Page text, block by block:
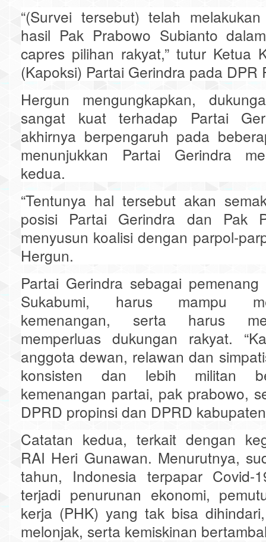
“(Survei tersebut) telah
hasil Pak Prabowo Subianto
capres pilihan rakyat,” tutur Ketua
(Kapoksi) Partai Gerindra pada DPR
Hergun mengungkapkan,
sangat kuat terhadap Partai
akhirnya berpengaruh pada
menunjukkan Partai Gerindra
kedua.
“Tentunya hal tersebut akan
posisi Partai Gerindra dan Pak
menyusun koalisi dengan parpol-
Hergun.
Partai Gerindra sebagai
Sukabumi, harus mampu
kemenangan, serta harus
memperluas dukungan rakyat.
anggota dewan, relawan dan
konsisten dan lebih militan
kemenangan partai, pak prabowo,
DPRD propinsi dan DPRD
Catatan kedua, terkait dengan
RAI Heri Gunawan. Menurutnya,
tahun, Indonesia terpapar Covid-
terjadi penurunan ekonomi,
kerja (PHK) yang tak bisa
melonjak, serta kemiskinan